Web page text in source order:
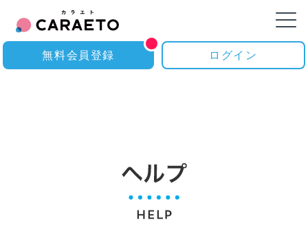
無料会員登録 ログイン